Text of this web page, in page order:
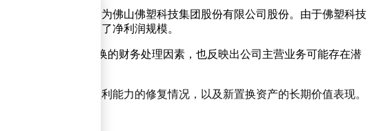
限公司股份，转换为佛山佛塑科技集团股份有限公司股份。由于佛塑科技
步增长进一步推高了净利润规模。
既包含上述资产置换的财务处理因素，也反映出公司主营业务可能存在潜
观察主营业务盈利能力的修复情况，以及新置换资产的长期价值表现。